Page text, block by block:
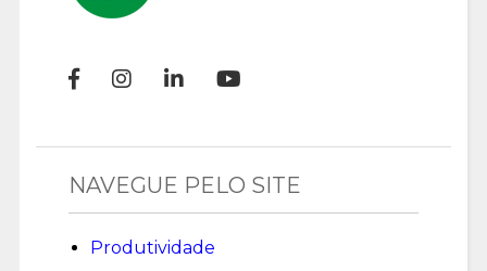
NAVEGUE PELO SITE
Produtividade